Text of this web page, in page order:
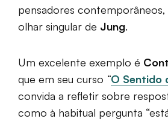
pensadores
olhar singular de Jung.
Um excelente exemplo é
que em seu curso “O Sentido
convida a refletir sobre
como à habitual pergunta